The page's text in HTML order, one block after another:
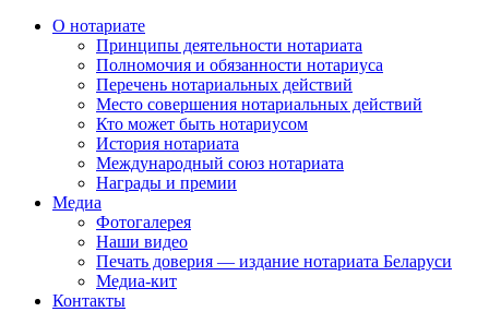
О нотариате
Принципы деятельности нотариата
Полномочия и обязанности нотариуса
Перечень нотариальных действий
Место совершения нотариальных действий
Кто может быть нотариусом
История нотариата
Международный союз нотариата
Награды и премии
Медиа
Фотогалерея
Наши видео
Печать доверия — издание нотариата Беларуси
Медиа-кит
Контакты